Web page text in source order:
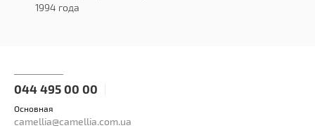
1994 года
044 495 00 00
Основная
camellia@camellia.com.ua